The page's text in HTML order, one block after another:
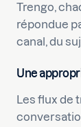
Trengo,
répondue
canal, du
Une
Les flux de